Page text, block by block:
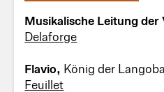
Musikalische Leitung
Delaforge
Flavio, König der
Feuillet